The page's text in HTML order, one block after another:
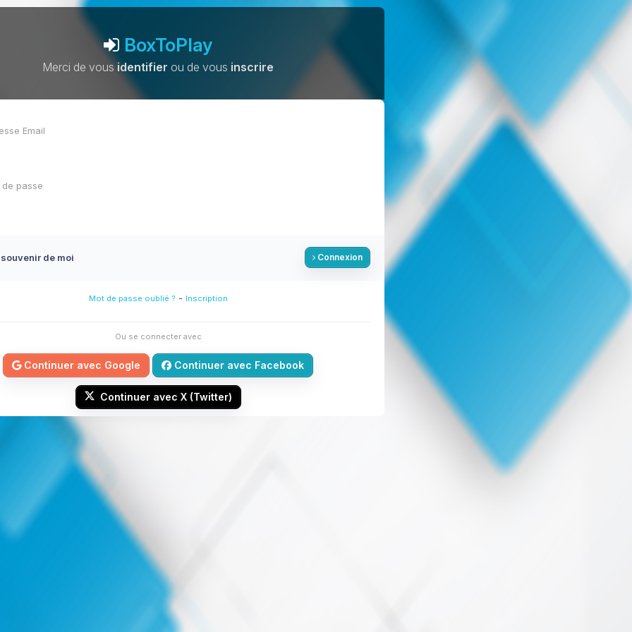
BoxToPlay
Merci de vousidentifier ou de vous inscrire
de moi Connexion
Mot de passe oublié ? - Inscription
Ou se connecter avec
Continuer avec Google Continuer avec Facebook
Continuer avec X (Twitter)